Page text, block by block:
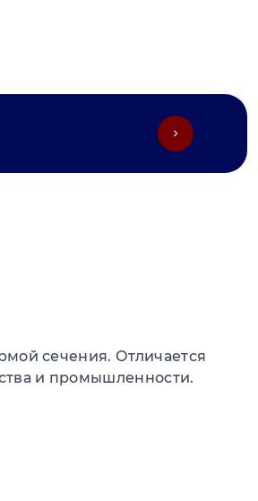
сечения. Отличается
и промышленности.